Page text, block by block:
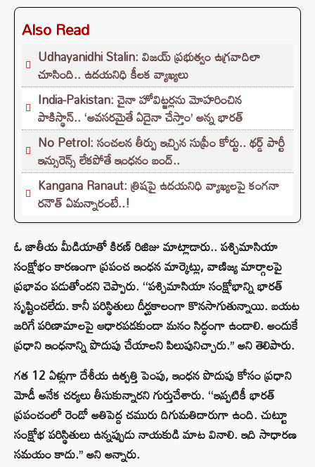
Also Read
Udhayanidhi Stalin: విజయ్ ప్రభుత్వం ఉగ్రవాదిలా
చూసింది.. ఉదయనిధి కీలక వ్యాఖ్యలు
India-Pakistan: చైనా హోవిట్జర్లను మోహరించిన
పాకిస్థాన్.. ‘అవసరమైతే ఏదైనా చేస్తాం’ అన్న భారత్
No Petrol: సంచలన తీర్పు ఇచ్చిన సుప్రీం కోర్టు.. థర్డ్ పార్టీ
ఇన్సురెన్స్ లేకపోతే ఇంధనం బంద్..
Kangana Ranaut: త్రిషపై ఉదయనిధి వ్యాఖ్యలపై కంగనా
రనౌత్ ఏమన్నారంటే..!
ఓ జాతీయ మీడియాతో కిరణ్ రిజిజు మాట్లాడారు.. పశ్చిమాసియా
సంక్షోభం కారణంగా ప్రపంచ ఇంధన మార్కెట్లు, వాణిజ్య మార్గాలపై
ప్రభావం పడుతోందని చెప్పారు. ‘‘పశ్చిమాసియా సంక్షోభాన్ని భారత్
సృష్టించలేదు. కానీ పరిస్థితులు దీర్ఘకాలంగా కొనసాగుతున్నాయి. బయట
జరిగే పరిణామాలపై ఆధారపడకుండా మనం సిద్ధంగా ఉండాలి. అందుకే
ప్రధాని ఇంధనాన్ని పొదుపు చేయాలని పిలుపునిచ్చారు.’’ అని తెలిపారు.
గత 12 ఏళ్లుగా దేశీయ ఉత్పత్తి పెంపు, ఇంధన పొదుపు కోసం ప్రధాని
మోడీ అనేక చర్యలు తీసుకున్నారని గుర్తుచేశారు. ‘‘ఇప్పటికీ భారత్
ప్రపంచంలో రెండో అతిపెద్ద చమురు దిగుమతిదారుగా ఉంది. చుట్టూ
సంక్షోభ పరిస్థితులు ఉన్నప్పుడు నాయకుడి మాట వినాలి. ఇది సాధారణ
సమయం కాదు.’’ అని అన్నారు.